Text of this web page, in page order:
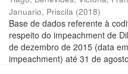
Januario, Priscila (2018)
Base de dados referente à
respeito do impeachment de
de dezembro de 2015 (data
impeachment) até 31 de